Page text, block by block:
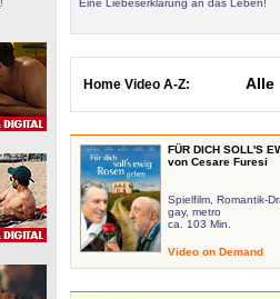
!
Eine Liebeserklärung an das Leben!
Home Video A-Z: Alle
FÜR DICH SOLL'S
von Cesare Furesi
Spielfilm, Romantik-
gay, metro
ca. 103 Min.
Video on Demand